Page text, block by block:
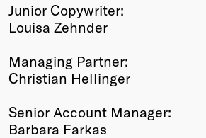
Junior Copywriter:
Louisa Zehnder
Managing Partner:
Christian Hellinger
Senior Account Manager:
Barbara Farkas